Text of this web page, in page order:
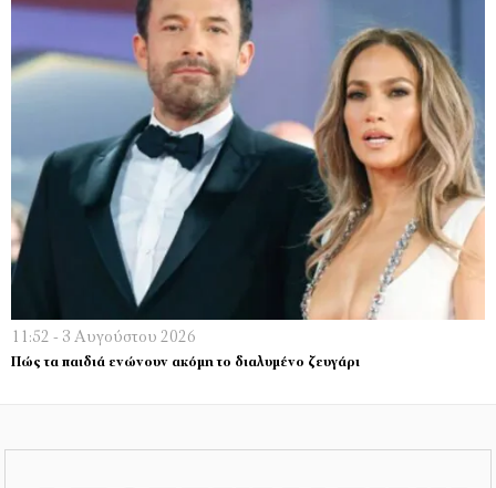
11:52 - 3 Αυγούστου 2026
Πώς τα παιδιά ενώνουν ακόμη το διαλυμένο ζευγάρι